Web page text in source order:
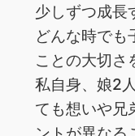
少しずつ成長
どんな時でも
ことの大切さ
私自身、娘2
ても想いや兄